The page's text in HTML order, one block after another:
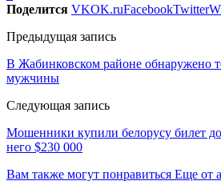
Поделится VKOK.ruFacebookTwitter
Предыдущая запись
В Жабинковском районе обнаружено
мужчины
Следующая запись
Мошенники купили белорусу билет
него $230 000
Вам также могут понравиться Еще от